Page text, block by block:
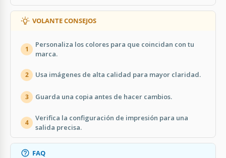
VOLANTE CONSEJOS
1
Personaliza los colores para que coincidan con tu
marca.
2 Usa imágenes de alta calidad para mayor claridad.
3 Guarda una copia antes de hacer cambios.
4
Verifica la configuración de impresión para una
salida precisa.
FAQ